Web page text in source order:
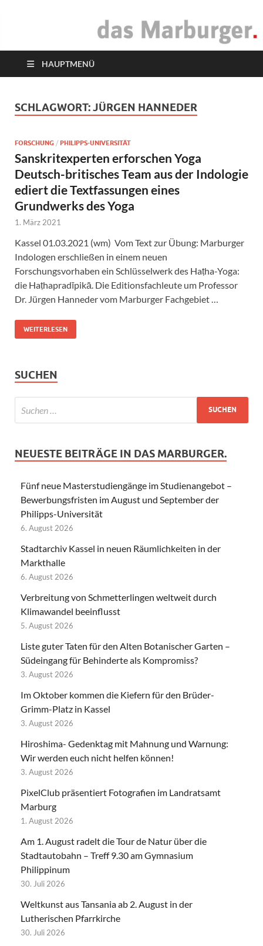
das Marburger.
HAUPTMENÜ
SCHLAGWORT:JÜRGEN HANNEDER
FORSCHUNG / PHILIPPS-UNIVERSITÄT
Sanskritexperten erforschen Yoga
Deutsch-britisches Team aus der Indologie
ediert die Textfassungen eines
Grundwerks des Yoga
1. März 2021
Kassel 01.03.2021 (wm) Vom Text zur Übung: Marburger
Indologen erschließen in einem neuen
Forschungsvorhaben ein Schlüsselwerk des Haṭha-Yoga:
die Haṭhapradīpikā. Die Editionsfachleute um Professor
Dr. Jürgen Hanneder vom Marburger Fachgebiet …
WEITERLESEN
SUCHEN
NEUESTE BEITRÄGE IN DAS MARBURGER.
Fünf neue Masterstudiengänge im Studienangebot –
Bewerbungsfristen im August und September der
Philipps-Universität
6. August 2026
Stadtarchiv Kassel in neuen Räumlichkeiten in der
Markthalle
6. August 2026
Verbreitung von Schmetterlingen weltweit durch
Klimawandel beeinflusst
5. August 2026
Liste guter Taten für den Alten Botanischer Garten –
Südeingang für Behinderte als Kompromiss?
3. August 2026
Im Oktober kommen die Kiefern für den Brüder-
Grimm-Platz in Kassel
3. August 2026
Hiroshima- Gedenktag mit Mahnung und Warnung:
Wir werden euch nicht helfen können!
3. August 2026
PixelClub präsentiert Fotografien im Landratsamt
Marburg
1. August 2026
Am 1. August radelt die Tour de Natur über die
Stadtautobahn – Treff 9.30 am Gymnasium
Philippinum
30. Juli 2026
Weltkunst aus Tansania ab 2. August in der
Lutherischen Pfarrkirche
30. Juli 2026